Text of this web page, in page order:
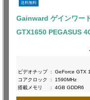
送料無料
Gainward ゲインワー
GTX1650 PEGASUS
ビデオチップ :
GeForce GTX
コアクロック
:
1590MHz
搭載メモリ
: 4GB GDDR6